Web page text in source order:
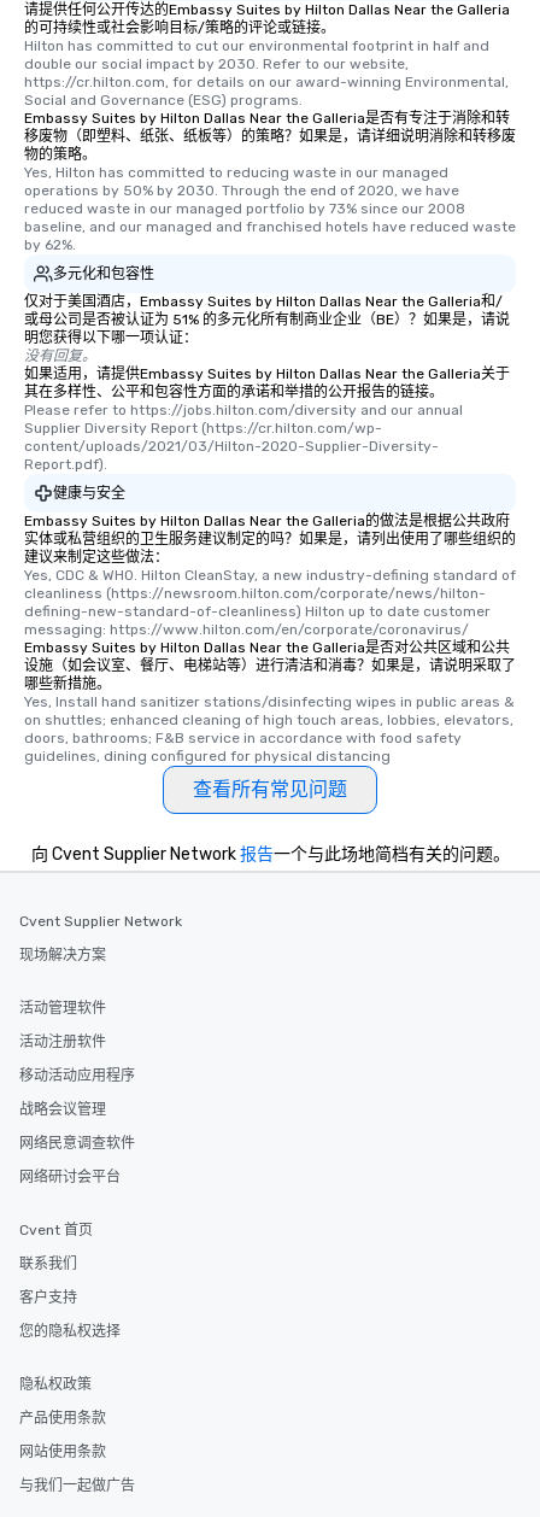
请提供任何公开传达的Embassy Suites by Hilton Dallas Near the Galleria
的可持续性或社会影响目标/策略的评论或链接。
Hilton has committed to cut our environmental footprint in half and
double our social impact by 2030. Refer to our website,
https://cr.hilton.com, for details on our award-winning Environmental,
Social and Governance (ESG) programs.
Embassy Suites by Hilton Dallas Near the Galleria是否有专注于消除和转
移废物（即塑料、纸张、纸板等）的策略？如果是，请详细说明消除和转移废
物的策略。
Yes, Hilton has committed to reducing waste in our managed
operations by 50% by 2030. Through the end of 2020, we have
reduced waste in our managed portfolio by 73% since our 2008
baseline, and our managed and franchised hotels have reduced waste
by 62%.
多元化和包容性
仅对于美国酒店，Embassy Suites by Hilton Dallas Near the Galleria和/
或母公司是否被认证为 51% 的多元化所有制商业企业（BE）？如果是，请说
明您获得以下哪一项认证：
没有回复。
如果适用，请提供Embassy Suites by Hilton Dallas Near the Galleria关于
其在多样性、公平和包容性方面的承诺和举措的公开报告的链接。
Please refer to https://jobs.hilton.com/diversity and our annual
Supplier Diversity Report (https://cr.hilton.com/wp-
content/uploads/2021/03/Hilton-2020-Supplier-Diversity-
Report.pdf).
健康与安全
Embassy Suites by Hilton Dallas Near the Galleria的做法是根据公共政府
实体或私营组织的卫生服务建议制定的吗？如果是，请列出使用了哪些组织的
建议来制定这些做法：
Yes, CDC & WHO. Hilton CleanStay, a new industry-defining standard of
cleanliness (https://newsroom.hilton.com/corporate/news/hilton-
defining-new-standard-of-cleanliness) Hilton up to date customer
messaging: https://www.hilton.com/en/corporate/coronavirus/
Embassy Suites by Hilton Dallas Near the Galleria是否对公共区域和公共
设施（如会议室、餐厅、电梯站等）进行清洁和消毒？如果是，请说明采取了
哪些新措施。
Yes, Install hand sanitizer stations/disinfecting wipes in public areas &
on shuttles; enhanced cleaning of high touch areas, lobbies, elevators,
doors, bathrooms; F&B service in accordance with food safety
guidelines, dining configured for physical distancing
查看所有常见问题
向 Cvent Supplier Network报告一个与此场地简档有关的问题。
Cvent Supplier Network
现场解决方案
活动管理软件
活动注册软件
移动活动应用程序
战略会议管理
网络民意调查软件
网络研讨会平台
Cvent 首页
联系我们
客户支持
您的隐私权选择
隐私权政策
产品使用条款
网站使用条款
与我们一起做广告